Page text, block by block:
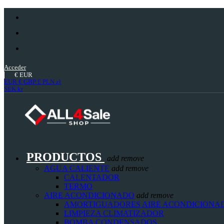
Acceder
€ EUR
EUR € GBP £ PLN zł
SEK kr
PRODUCTOS add remove
AGUA CALIENTE add remove
CALENTADOR
TERMO
AIRE ACONDICIONADO add remove
AMORTIGUADORES AIRE
LIMPIEZA CLIMATIZADOR